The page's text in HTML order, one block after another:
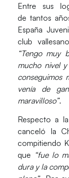
Entre sus
de tantos
España
club
“Tengo muy
mucho nivel
conseguimos
venía de
maravilloso”.
Respecto a
canceló la
compitiendo
que “fue lo
dura y la